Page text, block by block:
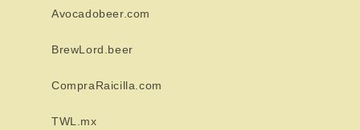
Avocadobeer.com
BrewLord.beer
CompraRaicilla.com
TWL.mx